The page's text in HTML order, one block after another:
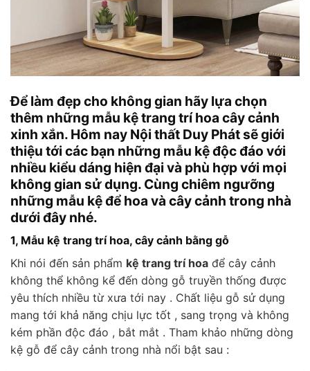
Để làm đẹp cho không gian hãy lựa chọn
thêm những mẫu kệ trang trí hoa cây cảnh
xinh xắn. Hôm nay Nội thất Duy Phát sẽ giới
thiệu tới các bạn những mẫu kệ độc đáo với
nhiều kiểu dáng hiện đại và phù hợp với mọi
không gian sử dụng. Cùng chiêm ngưỡng
những mẫu kệ để hoa và cây cảnh trong nhà
dưới đây nhé.
1, Mẫu kệ trang trí hoa, cây cảnh bằng gỗ
Khi nói đến sản phẩm kệ trang trí hoa để cây cảnh
không thể không kể đến dòng gỗ truyền thống được
yêu thích nhiều từ xưa tới nay . Chất liệu gỗ sử dụng
mang tới khả năng chịu lực tốt , sang trọng và không
kém phần độc đáo , bắt mắt . Tham khảo những dòng
kệ gỗ để cây cảnh trong nhà nổi bật sau :